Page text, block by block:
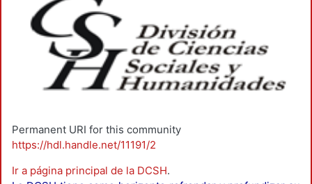
Permanent URI for this community
https://hdl.handle.net/11191/2
Ir a página principal de la DCSH.